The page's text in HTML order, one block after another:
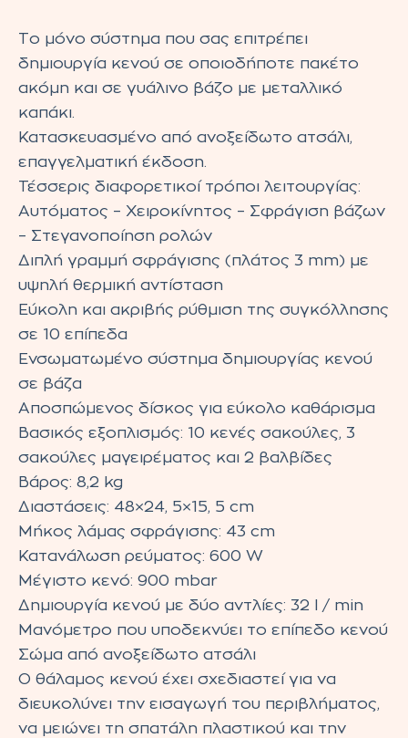
Το μόνο σύστημα που σας επιτρέπει
δημιουργία κενού σε οποιοδήποτε πακέτο
ακόμη και σε γυάλινο βάζο με μεταλλικό
καπάκι.
Κατασκευασμένο από ανοξείδωτο ατσάλι,
επαγγελματική έκδοση.
Τέσσερις διαφορετικοί τρόποι λειτουργίας:
Αυτόματος – Χειροκίνητος – Σφράγιση βάζων
– Στεγανοποίηση ρολών
Διπλή γραμμή σφράγισης (πλάτος 3 mm) με
υψηλή θερμική αντίσταση
Εύκολη και ακριβής ρύθμιση της συγκόλλησης
σε 10 επίπεδα
Ενσωματωμένο σύστημα δημιουργίας κενού
σε βάζα
Αποσπώμενος δίσκος για εύκολο καθάρισμα
Βασικός εξοπλισμός: 10 κενές σακούλες, 3
σακούλες μαγειρέματος και 2 βαλβίδες
Βάρος: 8,2 kg
Διαστάσεις: 48×24, 5×15, 5 cm
Μήκος λάμας σφράγισης: 43 cm
Κατανάλωση ρεύματος: 600 W
Μέγιστο κενό: 900 mbar
Δημιουργία κενού με δύο αντλίες: 32 l / min
Μανόμετρο που υποδεκνύει το επίπεδο κενού
Σώμα από ανοξείδωτο ατσάλι
Ο θάλαμος κενού έχει σχεδιαστεί για να
διευκολύνει την εισαγωγή του περιβλήματος,
να μειώνει τη σπατάλη πλαστικού και την